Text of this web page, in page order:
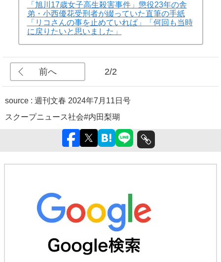
「旭川17歳女子高生殺害事件」懲役23年の舎
弟・小西優花受刑者が綴っていた直筆の手紙
「リコさんの事を止めていれば」「何回も当時
に戻りたいと思いました」
前へ 2/2
source : 週刊文春 2024年7月11日号
スクープニュース社会#内田梨瑚